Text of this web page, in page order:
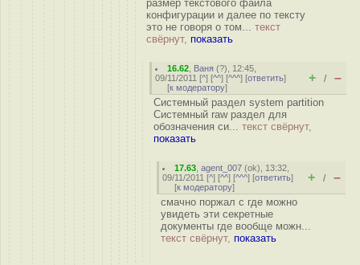
размер текстового файла
конфигурации и далее по тексту
это не говоря о том... текст
свёрнут, показать
16.62 Ваня (?), 12:45,
09/11/2011 [^] [^^] [^^^] [ответить]
[к модератору]
+ / –
Системный раздел system partition
Системный raw раздел для
обозначения си... текст свёрнут,
показать
17.63 ,agent_007 (ok), 13:32,
09/11/2011 [^] [^^] [^^^] [ответить]
[к модератору]
+ / –
смачно поржал c где можно
увидеть эти секретные
документы где вообще можн...
текст свёрнут, показать